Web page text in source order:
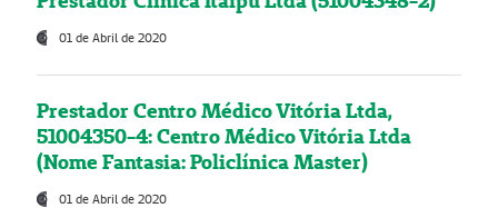
01 de Abril de 2020
Prestador Centro Médico Vitória Ltda,
51004350-4: Centro Médico Vitória Ltda
(Nome Fantasia: Policlínica Master)
01 de Abril de 2020